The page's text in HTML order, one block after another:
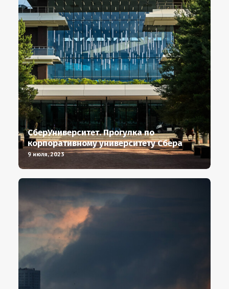
СберУниверситет. Прогулка по
корпоративному университету Сбера
9 июля, 2023